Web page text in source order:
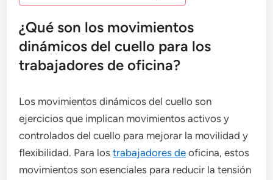
¿Qué son los movimientos
dinámicos del cuello para los
trabajadores de oficina?
Los movimientos dinámicos del cuello son
ejercicios que implican movimientos activos y
controlados del cuello para mejorar la movilidad y
flexibilidad. Para lostrabajadores de oficina, estos
movimientos son esenciales para reducir la tensión